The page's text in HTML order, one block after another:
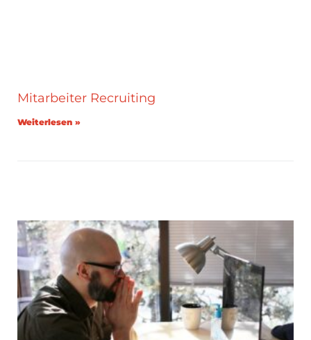
Mitarbeiter Recruiting
Weiterlesen »